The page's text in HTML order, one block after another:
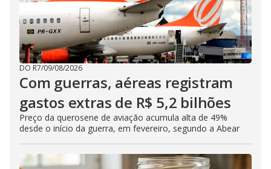
DO R7/09/08/2026
Com guerras, aéreas registram
gastos extras de R$ 5,2 bilhões
Preço da querosene de aviação acumula alta de 49%
desde o início da guerra, em fevereiro, segundo a Abear